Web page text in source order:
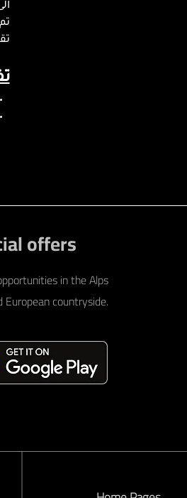
تقريبا ٣
offers
in the Alps
European countryside.